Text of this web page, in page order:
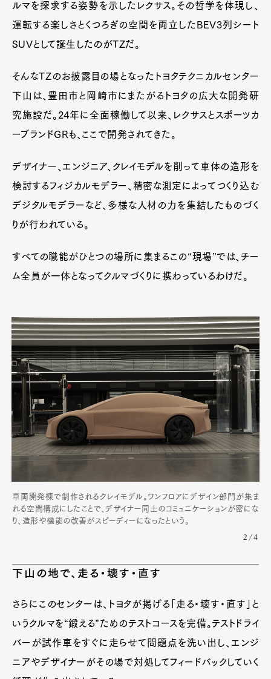
ルマを探求する姿勢を示したレクサス。その哲学を体現し、
運転する楽しさとくつろぎの空間を両立したBEV3列シート
SUVとして誕生したのがTZだ。
そんなTZのお披露目の場となったトヨタテクニカルセンター
下山は、豊田市と岡崎市にまたがるトヨタの広大な開発研
究施設だ。24年に全面稼働して以来、レクサスとスポーツカ
ーブランドGRも、ここで開発されてきた。
デザイナー、エンジニア、クレイモデルを削って車体の造形を
検討するフィジカルモデラー、精密な測定によってつくり込む
デジタルモデラーなど、多様な人材の力を集結したものづく
りが行われている。
すべての職能がひとつの場所に集まるこの“現場”では、チー
ム全員が一体となってクルマづくりに携わっているわけだ。
車両開発棟で制作されるクレイモデル。ワンフロアにデザイン部門が集ま
れる空間構成にしたことで、デザイナー同士のコミュニケーションが密にな
り、造形や機能の改善がスピーディーになったという。
2/4
下山の地で、走る・壊す・直す
さらにこのセンターは、トヨタが掲げる「走る・壊す・直す」と
いうクルマを“鍛える”ためのテストコースを完備。テストドライ
バーが試作車をすぐに走らせて問題点を洗い出し、エンジ
ニアやデザイナーがその場で対処してフィードバックしていく